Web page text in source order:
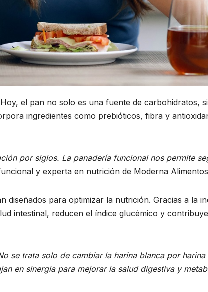
el pan no solo es una fuente de carbohidratos,
ingredientes como prebióticos, fibra y
por siglos. La panadería funcional nos permite
y experta en nutrición de Moderna
diseñados para optimizar la nutrición. Gracias a la
intestinal, reducen el índice glucémico y
se trata solo de cambiar la harina blanca por
en sinergia para mejorar la salud digestiva y